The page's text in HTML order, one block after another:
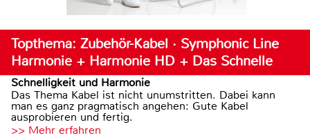
Topthema: Zubehör-Kabel · Symphonic Line
Harmonie + Harmonie HD + Das Schnelle
Schnelligkeit und Harmonie
Das Thema Kabel ist nicht unumstritten. Dabei kann
man es ganz pragmatisch angehen: Gute Kabel
ausprobieren und fertig.
>> Mehr erfahren